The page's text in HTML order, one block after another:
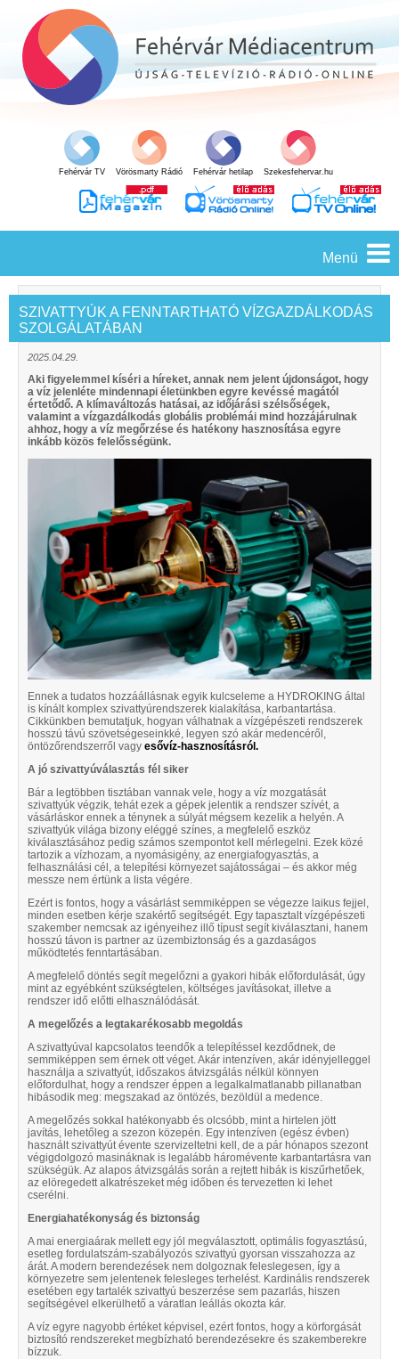
Fehérvár TV Vörösmarty Rádió Fehérvár hetilap Szekesfehervar.hu
Menü
SZIVATTYÚK A FENNTARTHATÓ VÍZGAZDÁLKODÁS
SZOLGÁLATÁBAN
2025.04.29.
Aki figyelemmel kíséri a híreket, annak nem jelent újdonságot, hogy
a víz jelenléte mindennapi életünkben egyre kevéssé magától
értetődő. A klímaváltozás hatásai, az időjárási szélsőségek,
valamint a vízgazdálkodás globális problémái mind hozzájárulnak
ahhoz, hogy a víz megőrzése és hatékony hasznosítása egyre
inkább közös felelősségünk.
Ennek a tudatos hozzáállásnak egyik kulcseleme a HYDROKING által
is kínált komplex szivattyúrendszerek kialakítása, karbantartása.
Cikkünkben bemutatjuk, hogyan válhatnak a vízgépészeti rendszerek
hosszú távú szövetségeseinkké, legyen szó akár medencéről,
öntözőrendszerről vagy esővíz-hasznosításról.
A jó szivattyúválasztás fél siker
Bár a legtöbben tisztában vannak vele, hogy a víz mozgatását
szivattyúk végzik, tehát ezek a gépek jelentik a rendszer szívét, a
vásárláskor ennek a ténynek a súlyát mégsem kezelik a helyén. A
szivattyúk világa bizony eléggé színes, a megfelelő eszköz
kiválasztásához pedig számos szempontot kell mérlegelni. Ezek közé
tartozik a vízhozam, a nyomásigény, az energiafogyasztás, a
felhasználási cél, a telepítési környezet sajátosságai – és akkor még
messze nem értünk a lista végére.
Ezért is fontos, hogy a vásárlást semmiképpen se végezze laikus fejjel,
minden esetben kérje szakértő segítségét. Egy tapasztalt vízgépészeti
szakember nemcsak az igényeihez illő típust segít kiválasztani, hanem
hosszú távon is partner az üzembiztonság és a gazdaságos
működtetés fenntartásában.
A megfelelő döntés segít megelőzni a gyakori hibák előfordulását, úgy
mint az egyébként szükségtelen, költséges javításokat, illetve a
rendszer idő előtti elhasználódását.
A megelőzés a legtakarékosabb megoldás
A szivattyúval kapcsolatos teendők a telepítéssel kezdődnek, de
semmiképpen sem érnek ott véget. Akár intenzíven, akár idényjelleggel
használja a szivattyút, időszakos átvizsgálás nélkül könnyen
előfordulhat, hogy a rendszer éppen a legalkalmatlanabb pillanatban
hibásodik meg: megszakad az öntözés, bezöldül a medence.
A megelőzés sokkal hatékonyabb és olcsóbb, mint a hirtelen jött
javítás, lehetőleg a szezon közepén. Egy intenzíven (egész évben)
használt szivattyút évente szervizeltetni kell, de a pár hónapos szezont
végigdolgozó masináknak is legalább háromévente karbantartásra van
szükségük. Az alapos átvizsgálás során a rejtett hibák is kiszűrhetőek,
az elöregedett alkatrészeket még időben és tervezetten ki lehet
cserélni.
Energiahatékonyság és biztonság
A mai energiaárak mellett egy jól megválasztott, optimális fogyasztású,
esetleg fordulatszám-szabályozós szivattyú gyorsan visszahozza az
árát. A modern berendezések nem dolgoznak feleslegesen, így a
környezetre sem jelentenek felesleges terhelést. Kardinális rendszerek
esetében egy tartalék szivattyú beszerzése sem pazarlás, hiszen
segítségével elkerülhető a váratlan leállás okozta kár.
A víz egyre nagyobb értéket képvisel, ezért fontos, hogy a körforgását
biztosító rendszereket megbízható berendezésekre és szakemberekre
bízzuk.